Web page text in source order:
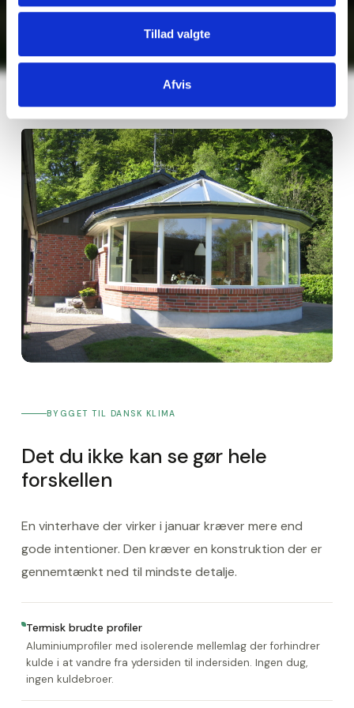
Tillad valgte
Afvis
Jesper Søgaard Nielsen
DIREKTØR, VILA SYSTEM A/S
BYGGET TIL DANSK KLIMA
Det du ikke kan se gør hele
forskellen
En vinterhave der virker i januar kræver mere end
gode intentioner. Den kræver en konstruktion der er
gennemtænkt ned til mindste detalje.
Termisk brudte profiler
Aluminiumprofiler med isolerende mellemlag der forhindrer
kulde i at vandre fra ydersiden til indersiden. Ingen dug,
ingen kuldebroer.